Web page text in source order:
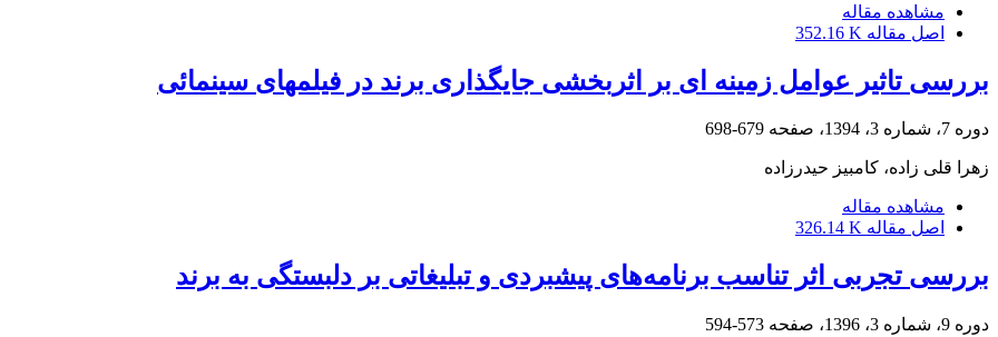
مشاهده مقاله
اصل مقاله 352.16 K
بررسی تاثیر عوامل زمینه ای بر اثربخشی جایگذاری برند در فیلمهای سینمائی
دوره 7، شماره 3، 1394، صفحه 679-698
زهرا قلی زاده، کامبیز حیدرزاده
مشاهده مقاله
اصل مقاله 326.14 K
بررسی تجربی اثر تناسب برنامه‌های پیشبردی و تبلیغاتی بر دلبستگی به برند
دوره 9، شماره 3، 1396، صفحه 573-594